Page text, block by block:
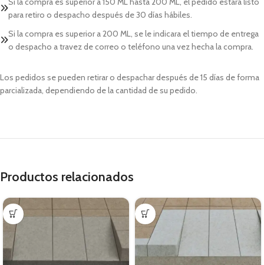
para retiro o despacho después de 30 días hábiles.
Si la compra es superior a 200 ML, se le indicara el tiempo de entrega
o despacho a travez de correo o teléfono una vez hecha la compra.
Los pedidos se pueden retirar o despachar después de 15 días de forma
parcializada, dependiendo de la cantidad de su pedido.
Productos relacionados